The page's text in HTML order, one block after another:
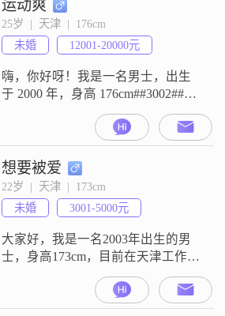
运动爽
25岁  |  天津  |  176cm
未婚
12001-20000元
嗨，你好呀！我是一名男士，出生
于 2000 年，身高 176cm##3002##我
在天津工作，目前月收入在 12001 -
20000 元之间##3002##我的学历是高
中及以下##3002##我觉得自己是个
真诚可靠的人，在感情里特别希望
能和对方共同成长##3002##我很懂
得包容理解他人，觉得两个人相处
就应该多一些宽
想要被爱
22岁  |  天津  |  173cm
未婚
3001-5000元
大家好，我是一名2003年出生的男
士，身高173cm，目前在天津工作
##3002##我的学历是大专，收入在
3001到5000元之间##3002##我觉得
自己是一个耐心包容的人，能够理